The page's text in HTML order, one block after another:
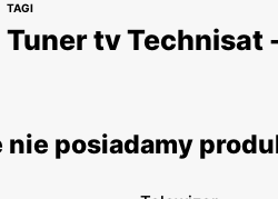
TAGI
Tuner tv Technisat
nie posiadamy